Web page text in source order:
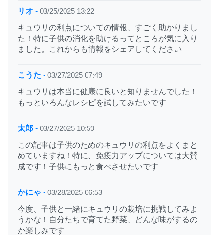
リオ - 03/25/2025 13:22
キュウリの利点についての情報、すごく助かりまし
た！特に子供の消化を助けるってところが気に入り
ました。これからも情報をシェアしてください
こうた - 03/27/2025 07:49
キュウリは本当に健康に良いと知りませんでした！
もっといろんなレシピを試してみたいです
太郎 - 03/27/2025 10:59
この記事は子供のためのキュウリの利点をよくまと
めていますね！特に、免疫力アップについては大賛
成です！子供にもっと食べさせたいです
かにゃ - 03/28/2025 06:53
今度、子供と一緒にキュウリの栽培に挑戦してみよ
うかな！自分たちで育てた野菜、どんな味がするの
か楽しみです